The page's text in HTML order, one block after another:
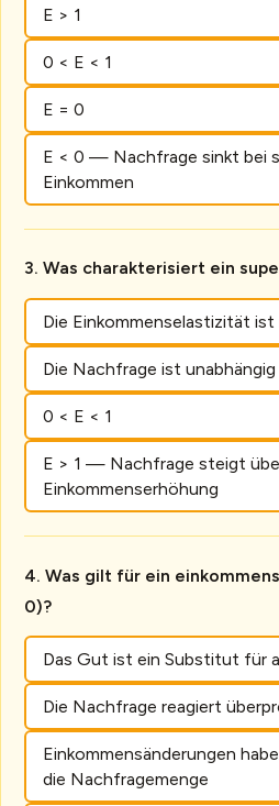
E > 1
0 < E < 1
E = 0
E < 0 — Nachfrage sinkt bei
Einkommen
Was charakterisiert ein
Die Einkommenselastizität
Die Nachfrage ist
0 < E < 1
E > 1 — Nachfrage steigt
Einkommenserhöhung
Was gilt für ein
0)?
Das Gut ist ein Substitut für
Die Nachfrage reagiert
Einkommensänderungen
die Nachfragemenge